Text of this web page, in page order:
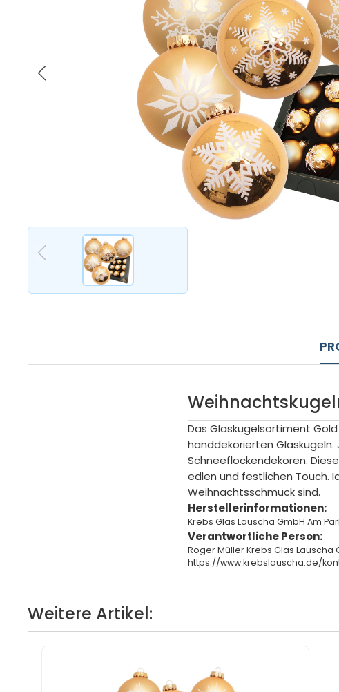
Das Glaskugelsortiment
handdekorierten
Schneeflockendekoren.
edlen und festlichen Touch.
Weihnachtsschmuck sind.
Herstellerinformationen:
Krebs Glas Lauscha GmbH Am
Verantwortliche Person:
Roger Müller Krebs Glas Lauscha
https://www.krebslauscha.de/
Weitere Artikel: